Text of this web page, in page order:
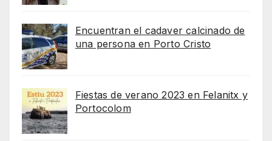
Encuentran el cadaver calcinado de
una persona en Porto Cristo
Fiestas de verano 2023 en Felanitx y
Portocolom